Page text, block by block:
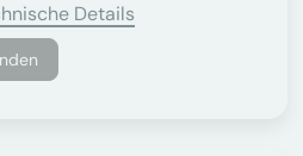
Details